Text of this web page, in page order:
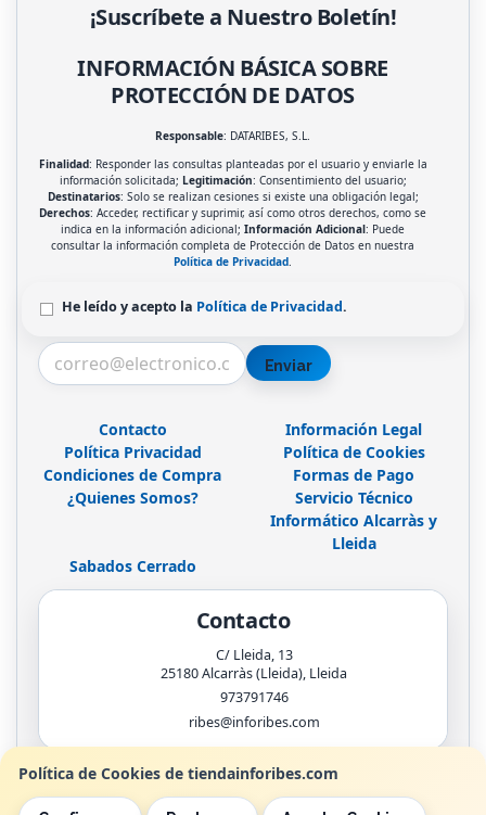
Política de Cookies de tiendainforibes.com
¡Suscríbete a Nuestro Boletín!
INFORMACIÓN BÁSICA SOBRE
PROTECCIÓN DE DATOS
Responsable: DATARIBES, S.L.
Finalidad: Responder las consultas planteadas por el usuario y enviarle la
información solicitada; Legitimación: Consentimiento del usuario;
Destinatarios: Solo se realizan cesiones si existe una obligación legal;
Derechos: Acceder, rectificar y suprimir, así como otros derechos, como se
indica en la información adicional;Información Adicional: Puede
consultar la información completa de Protección de Datos en nuestra
Política de Privacidad
He leído y acepto la Política de Privacidad.
Enviar
Contacto
Información Legal
Política Privacidad
Política de Cookies
Condiciones de Compra
Formas de Pago
¿Quienes Somos?
Servicio Técnico
Informático Alcarràs y
Lleida
Sabados Cerrado
Contacto
C/ Lleida, 13
25180Alcarràs (Lleida), Lleida
973791746
ribes@inforibes.com
Horario